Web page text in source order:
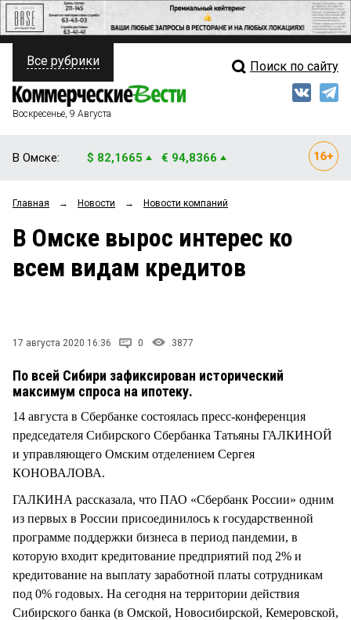
ПОЛИТИКА
ФИНАНСЫ
ОБЩЕСТВО
ЗАКОН
НОВОСТИ КОМПАНИЙ
СТИЛЬ ЖИЗНИ
Свежий выпуск
Мнения
Рейтинги
Блоги
Все рубрики Поиск по сайту
Воскресенье, 9 Августа
В Омске: $ 82,1665 € 94,8366
Главная → Новости → Новости компаний
В Омске вырос интерес ко
всем видам кредитов
17 августа 2020 16:36 0 3877
По всей Сибири зафиксирован исторический
максимум спроса на ипотеку.
14 августа в Сбербанке состоялась пресс-конференция
председателя Сибирского Сбербанка Татьяны ГАЛКИНОЙ
и управляющего Омским отделением Сергея
КОНОВАЛОВА.
ГАЛКИНА рассказала, что ПАО «Сбербанк России» одним
из первых в России присоединилось к государственной
программе поддержки бизнеса в период пандемии, в
которую входит кредитование предприятий под 2% и
кредитование на выплату заработной платы сотрудникам
под 0% годовых. На сегодня на территории действия
Сибирского банка (в Омской, Новосибирской, Кемеровской,